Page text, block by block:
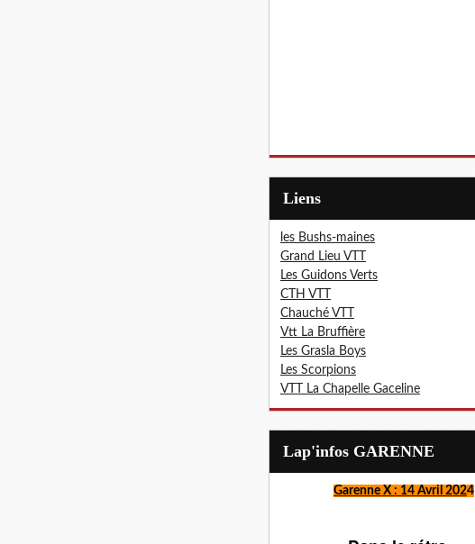
Liens
les Bushs-maines
Grand Lieu VTT
Les Guidons Verts
CTH VTT
Chauché VTT
Vtt La Bruffière
Les Grasla Boys
Les Scorpions
VTT La Chapelle Gaceline
Lap'infos GARENNE
Garenne X : 14 Avril 2024